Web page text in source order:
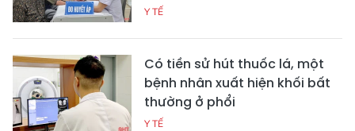
Y TẾ
Có tiền sử hút thuốc lá, một
bệnh nhân xuất hiện khối bất
thường ở phổi
Y TẾ